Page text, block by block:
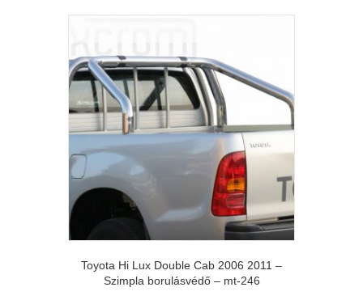
Toyota Hi Lux Double Cab 2006 2011 –
Szimpla borulásvédő – mt-246